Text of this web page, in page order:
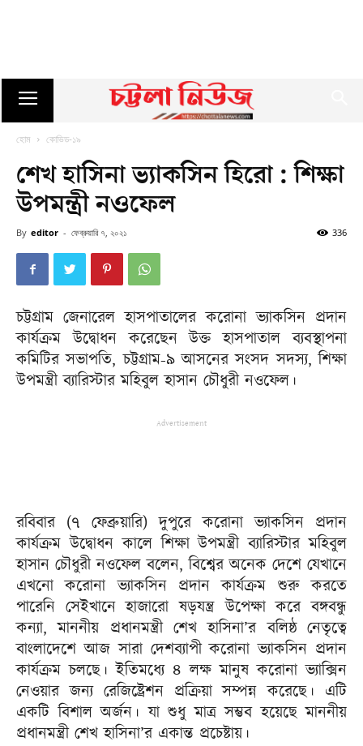
হোম কোভিড-১৯
শেখ হাসিনা ভ্যাকসিন হিরো : শিক্ষা
উপমন্ত্রী নওফেল
By editor - ফেব্রুয়ারি ৭, ২০২১ 336
চট্টগ্রাম জেনারেল হাসপাতালের করোনা ভ্যাকসিন প্রদান
কার্যক্রম উদ্বোধন করেছেন উক্ত হাসপাতাল ব্যবস্থাপনা
কমিটির সভাপতি, চট্টগ্রাম-৯ আসনের সংসদ সদস্য, শিক্ষা
উপমন্ত্রী ব্যারিস্টার মহিবুল হাসান চৌধুরী নওফেল।
Advertisement
রবিবার (৭ ফেব্রুয়ারি) দুপুরে করোনা ভ্যাকসিন প্রদান
কার্যক্রম উদ্বোধন কালে শিক্ষা উপমন্ত্রী ব্যারিস্টার মহিবুল
হাসান চৌধুরী নওফেল বলেন, বিশ্বের অনেক দেশে যেখানে
এখনো করোনা ভ্যাকসিন প্রদান কার্যক্রম শুরু করতে
পারেনি সেইখানে হাজারো ষড়যন্ত্র উপেক্ষা করে বঙ্গবন্ধু
কন্যা, মাননীয় প্রধানমন্ত্রী শেখ হাসিনা’র বলিষ্ঠ নেতৃত্বে
বাংলাদেশে আজ সারা দেশব্যাপী করোনা ভ্যাকসিন প্রদান
কার্যক্রম চলছে। ইতিমধ্যে ৪ লক্ষ মানুষ করোনা ভ্যাক্সিন
নেওয়ার জন্য রেজিষ্ট্রেশন প্রক্রিয়া সম্পন্ন করেছে। এটি
একটি বিশাল অর্জন। যা শুধু মাত্র সম্ভব হয়েছে মাননীয়
প্রধানমন্ত্রী শেখ হাসিনা’র একান্ত প্রচেষ্টায়।